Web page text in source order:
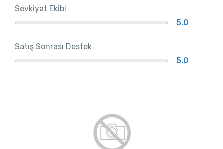
Sevkiyat Ekibi
5.0
Satış Sonrası Destek
5.0